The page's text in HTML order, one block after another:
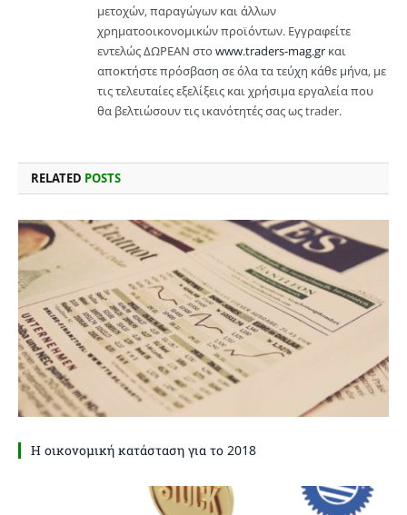
μετοχών, παραγώγων και άλλων
χρηματοοικονομικών προϊόντων. Εγγραφείτε
εντελώς ΔΩΡΕΑΝ στο www.traders-mag.gr και
αποκτήστε πρόσβαση σε όλα τα τεύχη κάθε μήνα, με
τις τελευταίες εξελίξεις και χρήσιμα εργαλεία που
θα βελτιώσουν τις ικανότητές σας ως trader.
RELATED POSTS
Η οικονομική κατάσταση για το 2018